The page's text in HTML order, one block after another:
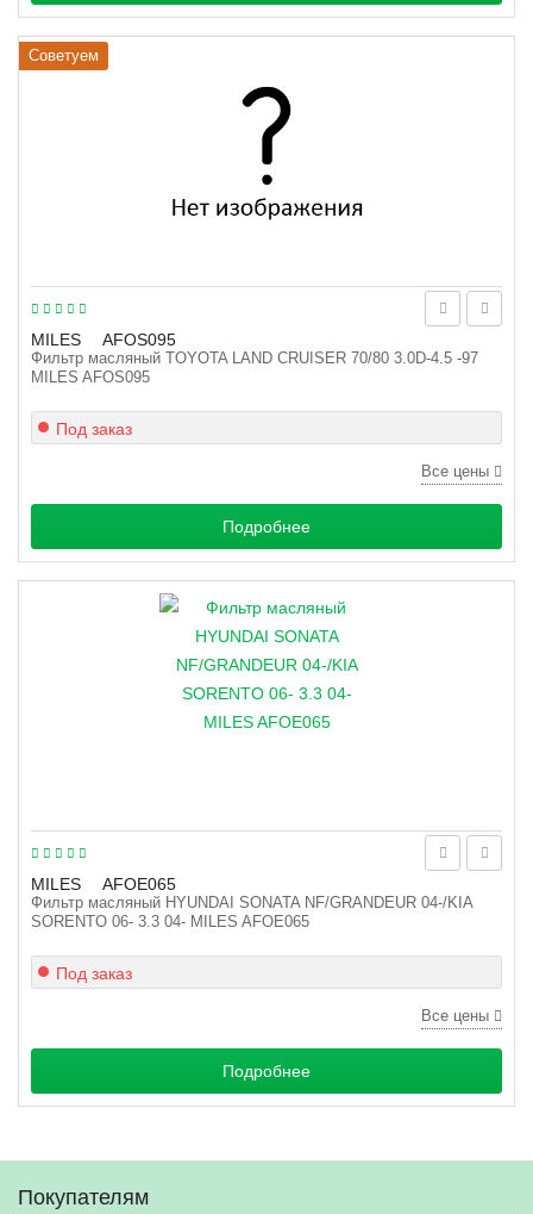
MILES AFOS095
Фильтр масляный TOYOTA LAND CRUISER 70/80 3.0D-4.5 -97
MILES AFOS095
Советуем
Под заказ
Все цены
Подробнее
MILES AFOE065
Фильтр масляный HYUNDAI SONATA NF/GRANDEUR 04-/KIA
SORENTO 06- 3.3 04- MILES AFOE065
Под заказ
Все цены
Подробнее
Покупателям